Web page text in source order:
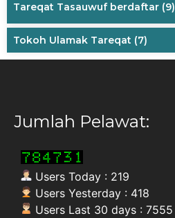
Tareqat Tasauwuf berdaftar (9)
Tokoh Ulamak Tareqat (7)
Jumlah Pelawat:
Users Today : 219
Users Yesterday : 418
Users Last 30 days : 7555